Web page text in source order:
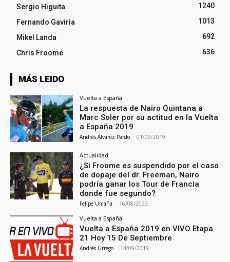
Sergio Higuita
1240
Fernando Gaviria
1013
Mikel Landa
692
Chris Froome
636
MÁS LEIDO
Vuelta a España
La respuesta de Nairo Quintana a
Marc Soler por su actitud en la Vuelta
a España 2019
Andrés Álvarez Pardo - 01/09/2019
Actualidad
¿Si Froome es suspendido por el caso
de dopaje del dr. Freeman, Nairo
podría ganar los Tour de Francia
donde fue segundo?
Felipe Umaña - 16/08/2023
Vuelta a España
Vuelta a España 2019 en VIVO Etapa
21 Hoy 15 De Septiembre
Andrés Urrego - 14/09/2019